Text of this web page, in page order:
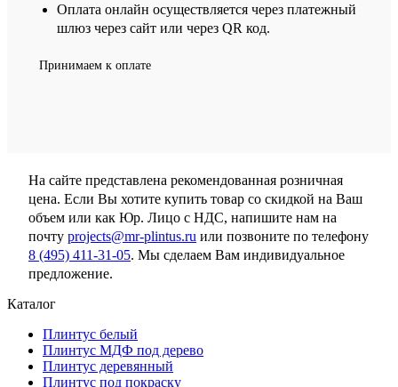
Оплата онлайн осуществляется через платежный
шлюз через сайт или через QR код.
Принимаем к оплате
На сайте представлена рекомендованная розничная
цена. Если Вы хотите купить товар со скидкой на Ваш
объем или как Юр. Лицо с НДС, напишите нам на
почту projects@mr-plintus.ru или позвоните по телефону
8 (495) 411-31-05. Мы сделаем Вам индивидуальное
предложение.
Каталог
Плинтус белый
Плинтус МДФ под дерево
Плинтус деревянный
Плинтус под покраску